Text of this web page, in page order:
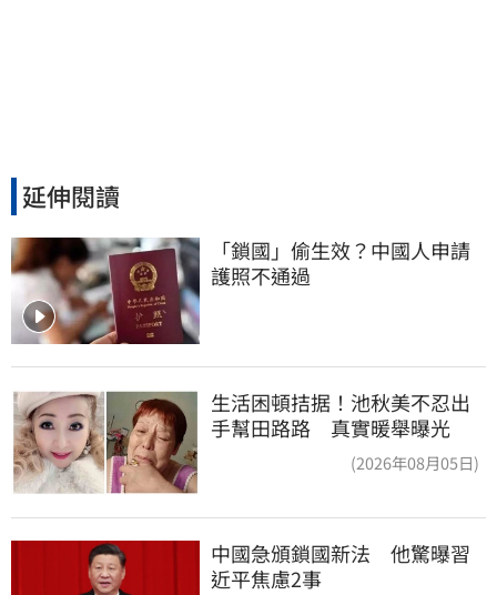
延伸閱讀
「鎖國」偷生效？中國人申請
護照不通過
生活困頓拮据！池秋美不忍出
手幫田路路 真實暖舉曝光
(2026年08月05日)
中國急頒鎖國新法　他驚曝習
近平焦慮2事